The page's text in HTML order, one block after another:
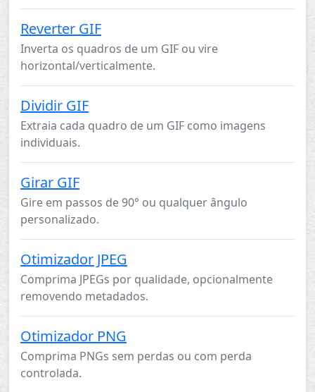
Reverter GIF
Inverta os quadros de um GIF ou vire
horizontal/verticalmente.
Dividir GIF
Extraia cada quadro de um GIF como imagens
individuais.
Girar GIF
Gire em passos de 90° ou qualquer ângulo
personalizado.
Otimizador JPEG
Comprima JPEGs por qualidade, opcionalmente
removendo metadados.
Otimizador PNG
Comprima PNGs sem perdas ou com perda
controlada.